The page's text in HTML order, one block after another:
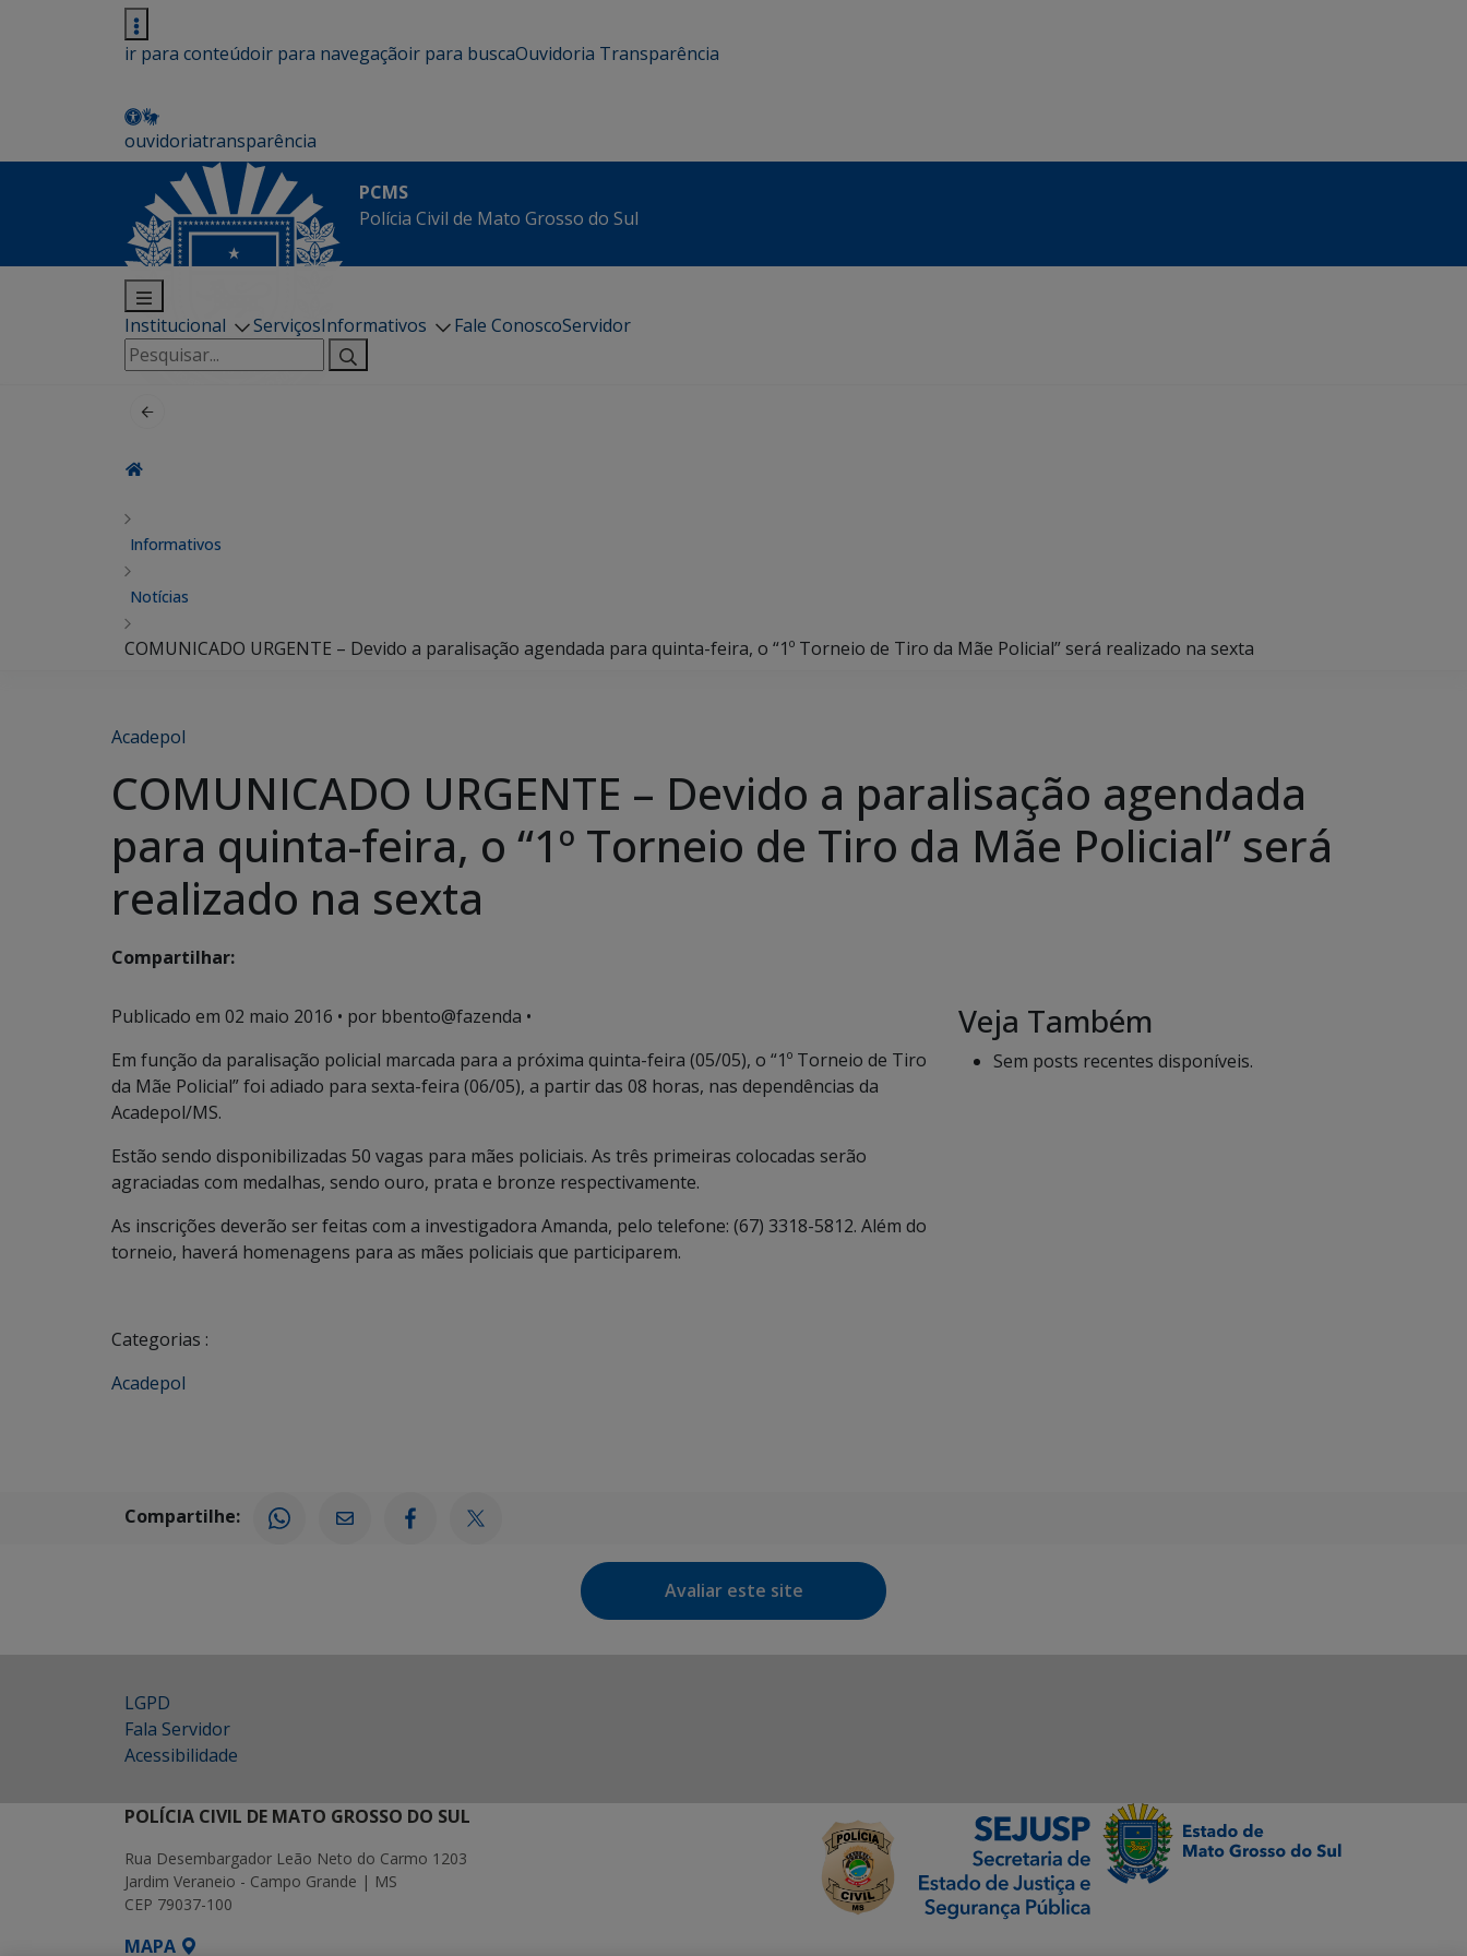
ir para conteúdoir para navegaçãoir para buscaOuvidoria Transparência
ouvidoriatransparência
PCMS
Polícia Civil de Mato Grosso do Sul
Institucional ServiçosInformativos Fale ConoscoServidor
Pesquisar
por:
Informativos
Notícias
COMUNICADO URGENTE – Devido a paralisação agendada para quinta-feira, o “1º Torneio de Tiro da Mãe Policial” será realizado na sexta
Acadepol
COMUNICADO URGENTE – Devido a paralisação agendada
para quinta-feira, o “1º Torneio de Tiro da Mãe Policial” será
realizado na sexta
Compartilhar:
Publicado em 02 maio 2016 • por bbento@fazenda •
Em função da paralisação policial marcada para a próxima quinta-feira (05/05), o “1º Torneio de Tiro
da Mãe Policial” foi adiado para sexta-feira (06/05), a partir das 08 horas, nas dependências da
Acadepol/MS.
Estão sendo disponibilizadas 50 vagas para mães policiais. As três primeiras colocadas serão
agraciadas com medalhas, sendo ouro, prata e bronze respectivamente.
As inscrições deverão ser feitas com a investigadora Amanda, pelo telefone: (67) 3318-5812. Além do
torneio, haverá homenagens para as mães policiais que participarem.
Categorias :
Acadepol
Veja Também
Sem posts recentes disponíveis.
Compartilhe:
Avaliar este site
LGPD
Fala Servidor
Acessibilidade
POLÍCIA CIVIL DE MATO GROSSO DO SUL
Rua Desembargador Leão Neto do Carmo 1203
Jardim Veraneio - Campo Grande | MS
CEP 79037-100
MAPA